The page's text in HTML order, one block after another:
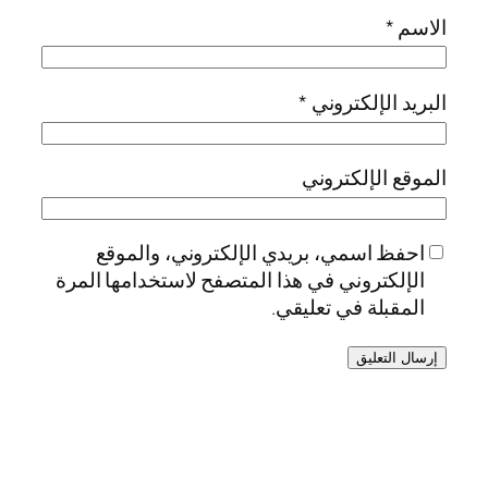
الاسم*
البريد الإلكتروني *
الموقع الإلكتروني
احفظ اسمي، بريدي الإلكتروني، والموقع
الإلكتروني في هذا المتصفح لاستخدامها المرة
المقبلة في تعليقي.